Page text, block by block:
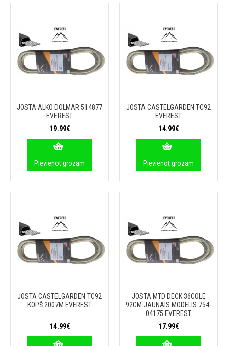
JOSTA ALKO DOLMAR 514877
EVEREST
19.99€
Pievienot grozam
JOSTA CASTELGARDEN TC92
EVEREST
14.99€
Pievienot grozam
JOSTA CASTELGARDEN TC92
KOPŠ 2007M EVEREST
14.99€
JOSTA MTD DECK 36COLE
92CM JAUNAIS MODELIS 754-
04175 EVEREST
17.99€